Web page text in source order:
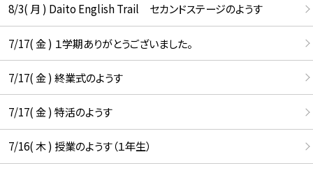
8/3( 月 ) Daito English Trail セカンドステージのようす
7/17( 金 ) １学期ありがとうございました。
7/17( 金 ) 終業式のようす
7/17( 金 ) 特活のようす
7/16( 木 ) 授業のようす（１年生）